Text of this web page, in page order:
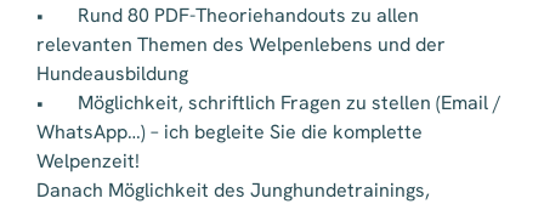
• Rund 80 PDF-Theoriehandouts zu allen
relevanten Themen des Welpenlebens und der
Hundeausbildung
• Möglichkeit, schriftlich Fragen zu stellen (Email /
WhatsApp…) – ich begleite Sie die komplette
Welpenzeit!
Danach Möglichkeit des Junghundetrainings,